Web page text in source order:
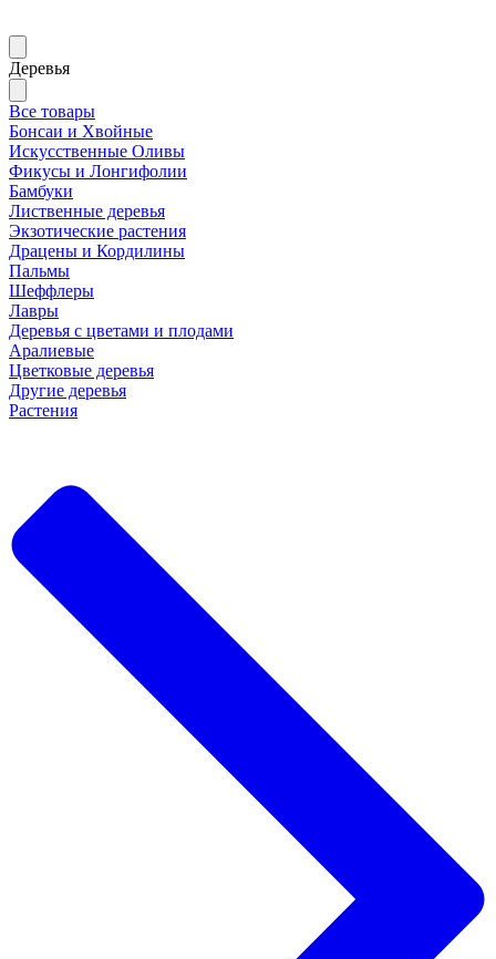
Деревья
Все товары
Бонсаи и Хвойные
Искусственные Оливы
Фикусы и Лонгифолии
Бамбуки
Лиственные деревья
Экзотические растения
Драцены и Кордилины
Пальмы
Шеффлеры
Лавры
Деревья с цветами и плодами
Аралиевые
Цветковые деревья
Другие деревья
Растения